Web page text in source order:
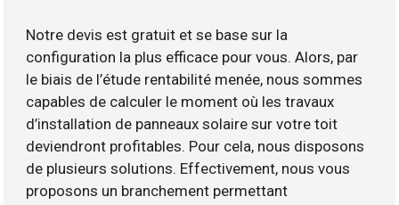
Notre devis est gratuit et se base sur la
configuration la plus efficace pour vous. Alors, par
le biais de l’étude rentabilité menée, nous sommes
capables de calculer le moment où les travaux
d’installation de panneaux solaire sur votre toit
deviendront profitables. Pour cela, nous disposons
de plusieurs solutions. Effectivement, nous vous
proposons un branchement permettant